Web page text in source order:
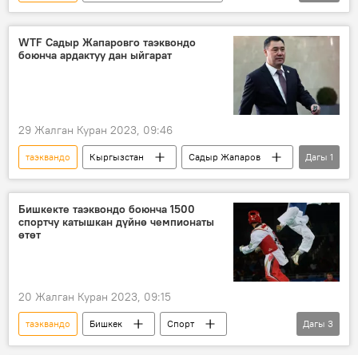
Спорт
дүйнө чемпионаты
WTF Садыр Жапаровго таэквондо
боюнча ардактуу дан ыйгарат
29 Жалган Куран 2023, 09:46
таэквандо Кыргызстан
Садыр Жапаров
ыйгаруу
Дагы 1
Бишкекте таэквондо боюнча 1500
спортчу катышкан дүйнө чемпионаты
өтөт
20 Жалган Куран 2023, 09:15
таэквандо Бишкек
Спорт
чемпионат
турнир Дене тарбия
Дагы 3